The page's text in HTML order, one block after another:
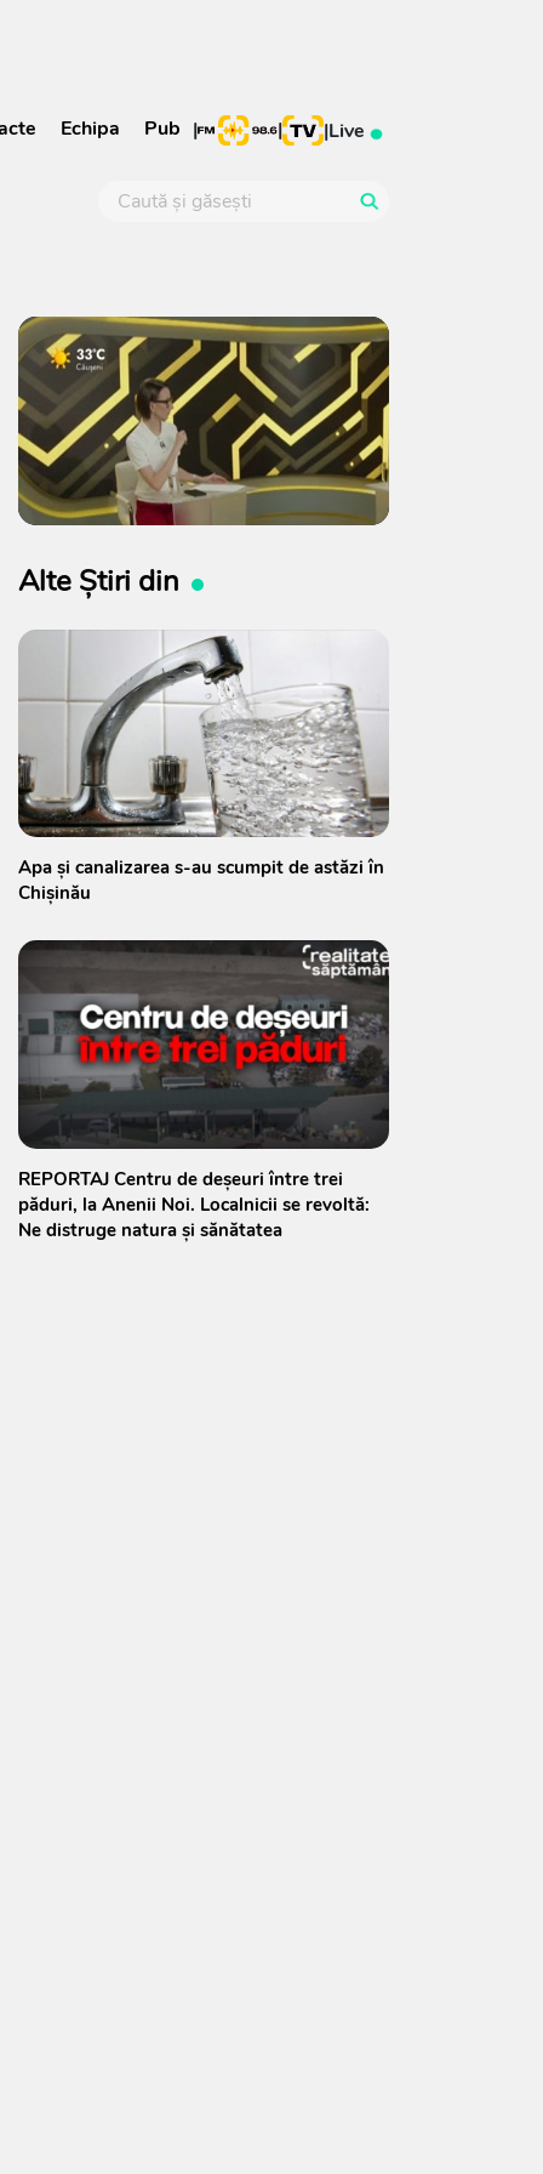
Echipa Pub | | |Live
Alte Știri din
Apa și canalizarea s-au scumpit de astăzi în
Chișinău
REPORTAJ Centru de deșeuri între trei
păduri, la Anenii Noi. Localnicii se revoltă:
Ne distruge natura și sănătatea